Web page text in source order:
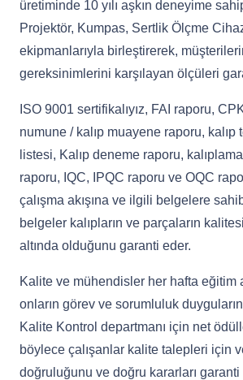
üretiminde 10 yılı aşkın deneyime
Projektör, Kumpas, Sertlik Ölçme
ekipmanlarıyla birleştirerek,
gereksinimlerini karşılayan ölçüleri
ISO 9001 sertifikalıyız, FAI raporu,
numune / kalıp muayene raporu, kalıp
listesi, Kalıp deneme raporu,
raporu, IQC, IPQC raporu ve OQC
çalışma akışına ve ilgili belgelere
belgeler kalıpların ve parçaların
altında olduğunu garanti eder.
Kalite ve mühendisler her hafta eğitim
onların görev ve sorumluluk
Kalite Kontrol departmanı için net
böylece çalışanlar kalite talepleri için
doğruluğunu ve doğru kararları garanti